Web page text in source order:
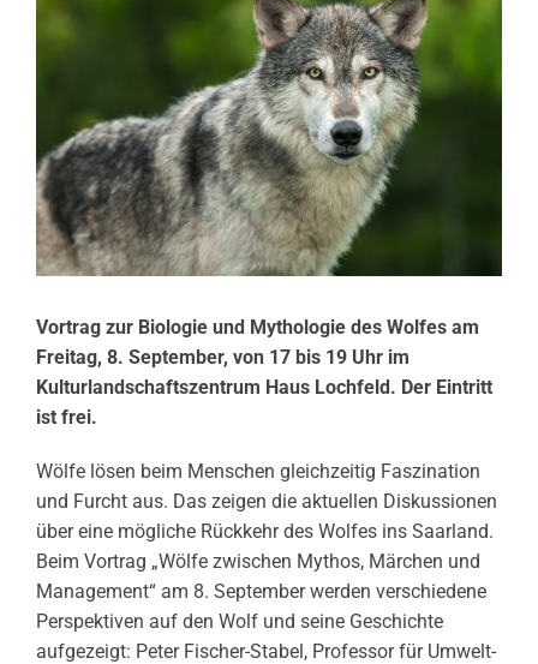
Vortrag zur Biologie und Mythologie des Wolfes am
Freitag, 8. September, von 17 bis 19 Uhr im
Kulturlandschaftszentrum Haus Lochfeld. Der Eintritt
ist frei.
Wölfe lösen beim Menschen gleichzeitig Faszination
und Furcht aus. Das zeigen die aktuellen Diskussionen
über eine mögliche Rückkehr des Wolfes ins Saarland.
Beim Vortrag „Wölfe zwischen Mythos, Märchen und
Management“ am 8. September werden verschiedene
Perspektiven auf den Wolf und seine Geschichte
aufgezeigt: Peter Fischer-Stabel, Professor für Umwelt-